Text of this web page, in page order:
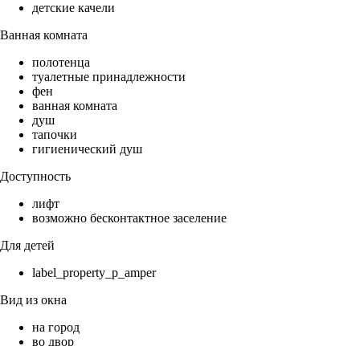
детские качели
Ванная комната
полотенца
туалетные принадлежности
фен
ванная комната
душ
тапочки
гигиенический душ
Доступность
лифт
возможно бесконтактное заселение
Для детей
label_property_p_amper
Вид из окна
на город
во двор